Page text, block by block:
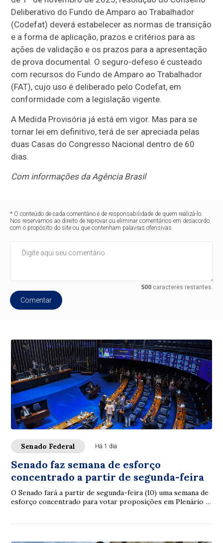
Deliberativo do Fundo de Amparo ao Trabalhador
(Codefat) deverá estabelecer as normas de transição
e a forma de aplicação, prazos e critérios para as
ações de validação e os prazos para a apresentação
de prova documental. O seguro-defeso é custeado
com recursos do Fundo de Amparo ao Trabalhador
(FAT), cujo uso é deliberado pelo Codefat, em
conformidade com a legislação vigente.
A Medida Provisória já está em vigor. Mas para se
tornar lei em definitivo, terá de ser apreciada pelas
duas Casas do Congresso Nacional dentro de 60
dias.
Com informações da Agência Brasil
* O conteúdo de cada comentário é de responsabilidade de quem realizá-lo.
Nos reservamos ao direito de reprovar ou eliminar comentários em desacordo
com o propósito do site ou que contenham palavras ofensivas.
500caracteres restantes.
Comentar
Senado Federal Há 1 dia
Senado faz semana de esforço
concentrado a partir de segunda-feira
O Senado fará a partir de segunda-feira (10) uma semana de
esforço concentrado para votar proposições em Plenário e